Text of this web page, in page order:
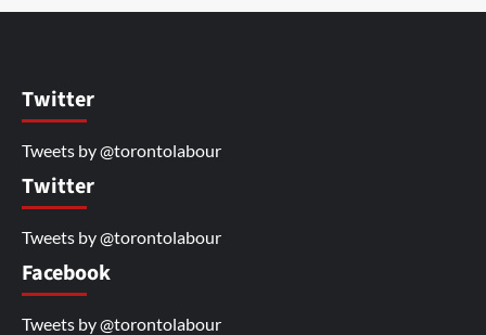
Twitter
Tweets by @torontolabour
Twitter
Tweets by @torontolabour
Facebook
Tweets by @torontolabour